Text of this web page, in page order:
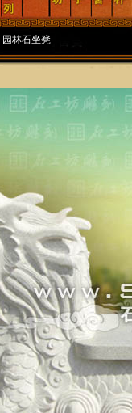
园林石坐凳